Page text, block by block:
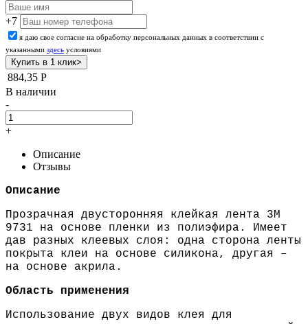
+7
я даю свое согласие на обработку персональных данных в соответствии с
указанными здесь условиями
884,35 Р
В наличии
-
+
Описание
Отзывы
Описание
Прозрачная двусторонняя клейкая лента 3M
9731 на основе пленки из полиэфира. Имеет
дав разных клеевых слоя: одна сторона ленты
покрыта клеи на основе силикона, другая –
на основе акрила.
Область применения
Использование двух видов клея для